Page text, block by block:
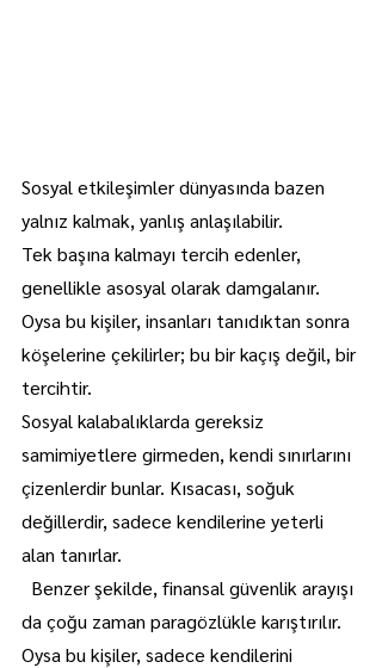
Sosyal etkileşimler dünyasında bazen
yalnız kalmak, yanlış anlaşılabilir.
Tek başına kalmayı tercih edenler,
genellikle asosyal olarak damgalanır.
Oysa bu kişiler, insanları tanıdıktan sonra
köşelerine çekilirler; bu bir kaçış değil, bir
tercihtir.
Sosyal kalabalıklarda gereksiz
samimiyetlere girmeden, kendi sınırlarını
çizenlerdir bunlar. Kısacası, soğuk
değillerdir, sadece kendilerine yeterli
alan tanırlar.
Benzer şekilde, finansal güvenlik arayışı
da çoğu zaman paragözlükle karıştırılır.
Oysa bu kişiler, sadece kendilerini